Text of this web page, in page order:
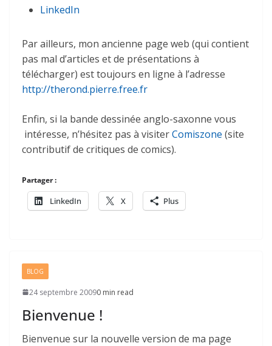
LinkedIn
Par ailleurs, mon ancienne page web (qui contient
pas mal d’articles et de présentations à
télécharger) est toujours en ligne à l’adresse
http://therond.pierre.free.fr
Enfin, si la bande dessinée anglo-saxonne vous
intéresse, n’hésitez pas à visiterComiszone (site
contributif de critiques de comics).
Partager :
LinkedIn X Plus
BLOG
24 septembre 20090 min read
Bienvenue !
Bienvenue sur la nouvelle version de ma page